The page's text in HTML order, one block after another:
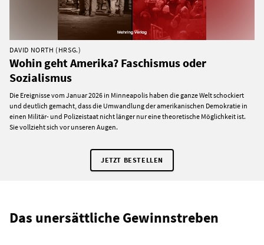
DAVID NORTH (HRSG.)
Wohin geht Amerika? Faschismus oder
Sozialismus
Die Ereignisse vom Januar 2026 in Minneapolis haben die ganze Welt schockiert
und deutlich gemacht, dass die Umwandlung der amerikanischen Demokratie in
einen Militär- und Polizeistaat nicht länger nur eine theoretische Möglichkeit ist.
Sie vollzieht sich vor unseren Augen.
JETZT BESTELLEN
Das unersättliche Gewinnstreben